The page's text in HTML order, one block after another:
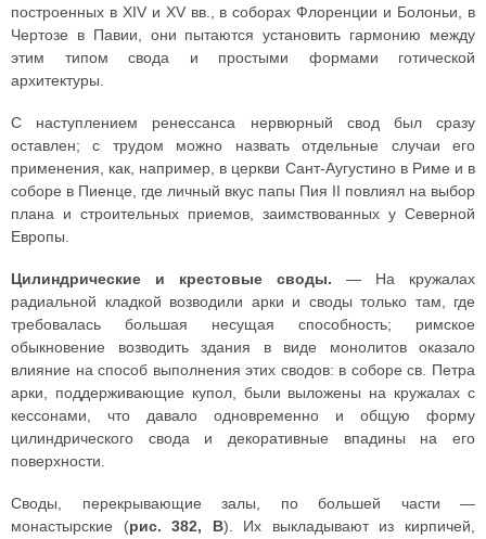
построенных в XIV и XV вв., в соборах Флоренции и Болоньи, в
Чертозе в Павии, они пытаются установить гармонию между
этим типом свода и простыми формами готической
архитектуры.
С наступлением ренессанса нервюрный свод был сразу
оставлен; с трудом можно назвать отдельные случаи его
применения, как, например, в церкви Сант-Аугустино в Риме и в
соборе в Пиенце, где личный вкус папы Пия II повлиял на выбор
плана и строительных приемов, заимствованных у Северной
Европы.
Цилиндрические и крестовые своды. — На кружалах
радиальной кладкой возводили арки и своды только там, где
требовалась большая несущая способность; римское
обыкновение возводить здания в виде монолитов оказало
влияние на способ выполнения этих сводов: в соборе св. Петра
арки, поддерживающие купол, были выложены на кружалах с
кессонами, что давало одновременно и общую форму
цилиндрического свода и декоративные впадины на его
поверхности.
Своды, перекрывающие залы, по большей части —
монастырские (рис. 382, В). Их выкладывают из кирпичей,